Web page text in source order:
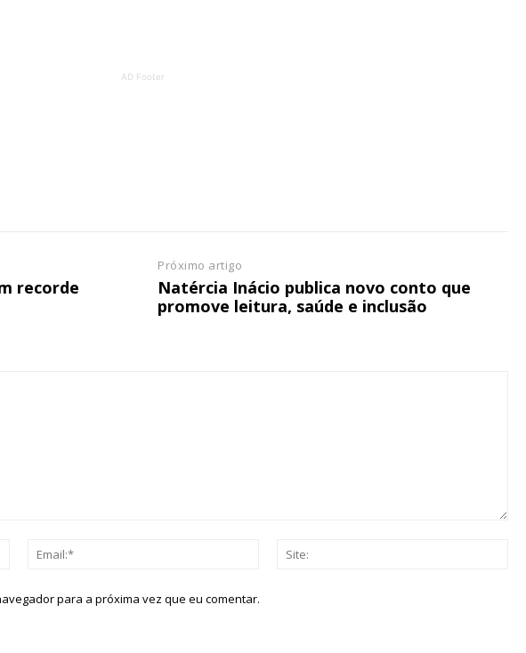
12 meses 12
Acesso ao conteúdo
Acesso aos
AD Footer
recorde
Próximo artigo
Natércia Inácio publica novo conto que
promove leitura, saúde e inclusão
Nome:*
Email:*
para a próxima vez que eu comentar.